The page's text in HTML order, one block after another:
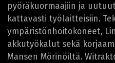
pyöräkuormaajiin ja
kattavasti työlaitteisiin.
ympäristönhoitokoneet,
akkutyökalut sekä
Mansen Mörinöiltä.